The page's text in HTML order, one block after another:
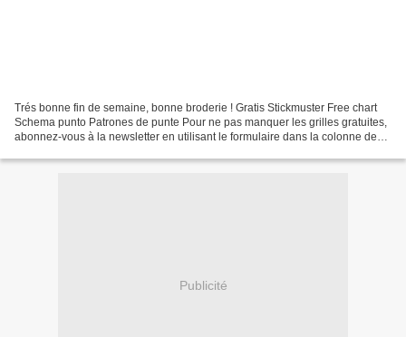
Trés bonne fin de semaine, bonne broderie ! Gratis Stickmuster Free chart
Schema punto Patrones de punte Pour ne pas manquer les grilles gratuites,
abonnez-vous à la newsletter en utilisant le formulaire dans la colonne de
Publicité